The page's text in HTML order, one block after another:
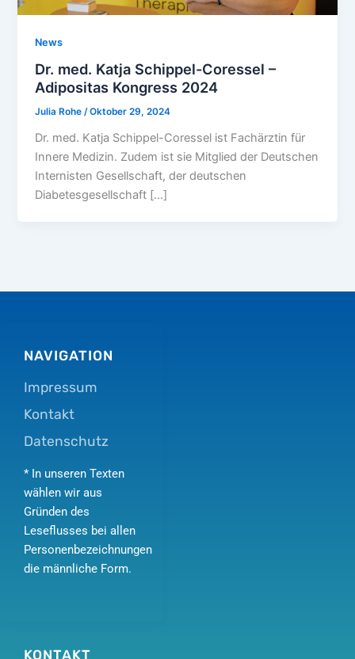
News
Dr. med. Katja Schippel-Coressel –
Adipositas Kongress 2024
Julia Rohe/Oktober 29, 2024
Dr. med. Katja Schippel-Coressel ist Fachärztin für
Innere Medizin. Zudem ist sie Mitglied der Deutschen
Internisten Gesellschaft, der deutschen
Diabetesgesellschaft […]
KONTAKT
NAVIGATION
Impressum
Kontakt
Datenschutz
* In unseren Texten
wählen wir aus
Gründen des
Leseflusses bei allen
Personenbezeichnungen
die männliche Form.